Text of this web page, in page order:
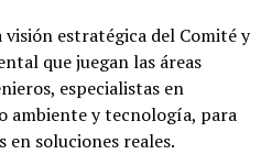
estratégica del Comité y
que juegan las áreas
especialistas en
ambiente y tecnología, para
soluciones reales.